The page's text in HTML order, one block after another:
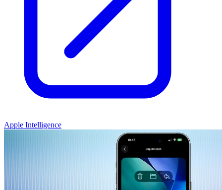
Apple Intelligence